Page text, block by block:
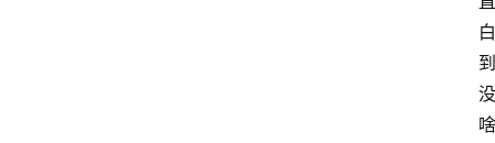
白
到
没
啥